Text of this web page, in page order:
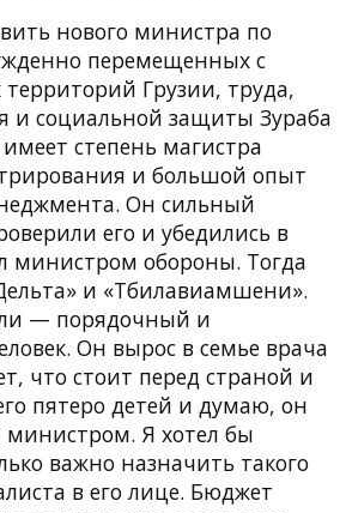
нового министра по
перемещенных с
Грузии, труда,
и социальной защиты Зураба
степень магистра
и большой опыт
Он сильный
его и убедились в
министром обороны. Тогда
и «Тбилавиамшени».
— порядочный и
Он вырос в семье врача
что стоит перед страной и
пятеро детей и думаю, он
Я хотел бы
важно назначить такого
в его лице. Бюджет